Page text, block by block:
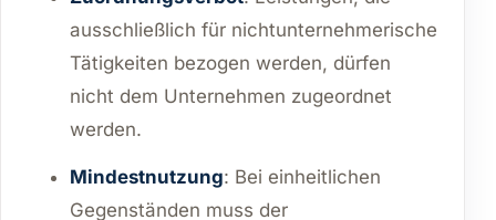
ausschließlich für nichtunternehmerische
Tätigkeiten bezogen werden, dürfen
nicht dem Unternehmen zugeordnet
werden.
Mindestnutzung: Bei einheitlichen
Gegenständen muss der